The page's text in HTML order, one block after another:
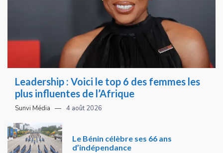
Leadership : Voici le top 6 des femmes les
plus influentes de l’Afrique
Sunvi Média 4 août 2026
Le Bénin célèbre ses 66 ans
d’indépendance